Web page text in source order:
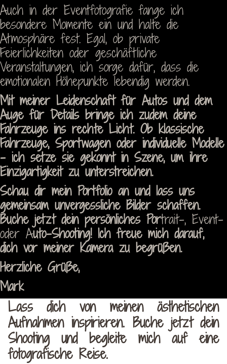
Auch in der Eventfotografie fange ich
besondere Momente ein und halte die
Atmosphäre fest. Egal, ob private
Feierlichkeiten oder geschäftliche
Veranstaltungen, ich sorge dafür, dass die
emotionalen Höhepunkte lebendig werden.
Mit meiner Leidenschaft für Autos und dem
Auge für Details bringe ich zudem deine
Fahrzeuge ins rechte Licht. Ob klassische
Fahrzeuge, Sportwagen oder individuelle Modelle
– ich setze sie gekonnt in Szene, um ihre
Einzigartigkeit zu unterstreichen.
Schau dir mein Portfolio an und lass uns
gemeinsam unvergessliche Bilder schaffen.
Buche jetzt dein persönliches Portrait-, Event-
oder Auto-Shooting! Ich freue mich darauf,
dich vor meiner Kamera zu begrüßen.
Herzliche Grüße,
Mark
Lass dich von meinen ästhetischen
Aufnahmen inspirieren. Buche jetzt dein
Shooting und begleite mich auf eine
fotografische Reise.